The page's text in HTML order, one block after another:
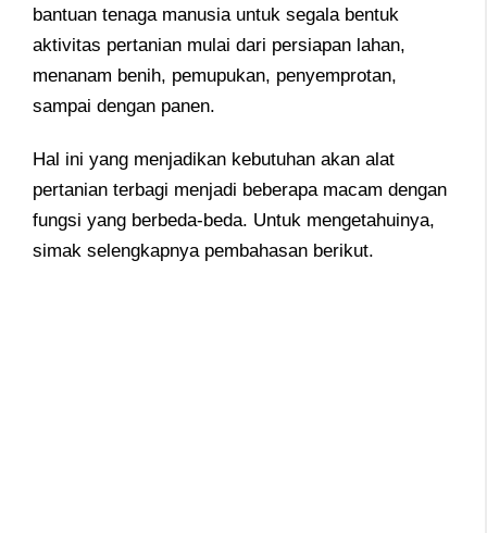
bantuan tenaga manusia untuk segala bentuk
aktivitas pertanian mulai dari persiapan lahan,
menanam benih, pemupukan, penyemprotan,
sampai dengan panen.
Hal ini yang menjadikan kebutuhan akan alat
pertanian terbagi menjadi beberapa macam dengan
fungsi yang berbeda-beda. Untuk mengetahuinya,
simak selengkapnya pembahasan berikut.